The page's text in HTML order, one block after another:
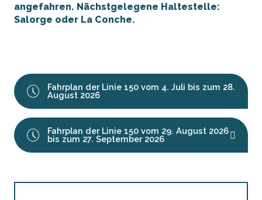
angefahren. Nächstgelegene Haltestelle:
Salorge oder La Conche.
Fahrplan der Linie 150 vom 4. Juli bis zum 28.
August 2026
Fahrplan der Linie 150 vom 29. August 2026
bis zum 27. September 2026